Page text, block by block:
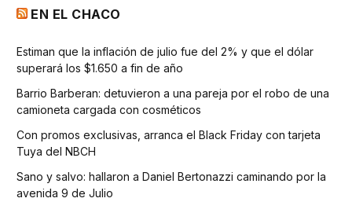
EN EL CHACO
Estiman que la inflación de julio fue del 2% y que el dólar
superará los $1.650 a fin de año
Barrio Barberan: detuvieron a una pareja por el robo de una
camioneta cargada con cosméticos
Con promos exclusivas, arranca el Black Friday con tarjeta
Tuya del NBCH
Sano y salvo: hallaron a Daniel Bertonazzi caminando por la
avenida 9 de Julio